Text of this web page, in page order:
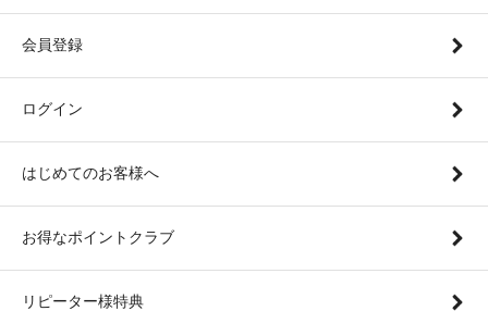
会員登録
ログイン
はじめてのお客様へ
お得なポイントクラブ
リピーター様特典